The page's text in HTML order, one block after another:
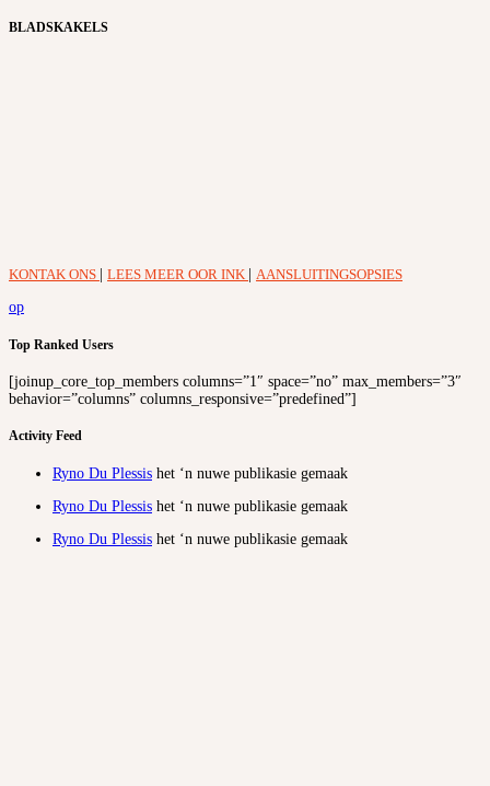
BLADSKAKELS
KONTAK ONS LEES MEER OOR INK
AANSLUITINGSOPSIES
op
Top Ranked Users
[joinup_core_top_members columns=”1″ space=”no” max_members=”3″
behavior=”columns” columns_responsive=”predefined”]
Activity Feed
Ryno Du Plessis het ‘n nuwe publikasie gemaak
Ryno Du Plessis het ‘n nuwe publikasie gemaak
Ryno Du Plessis het ‘n nuwe publikasie gemaak